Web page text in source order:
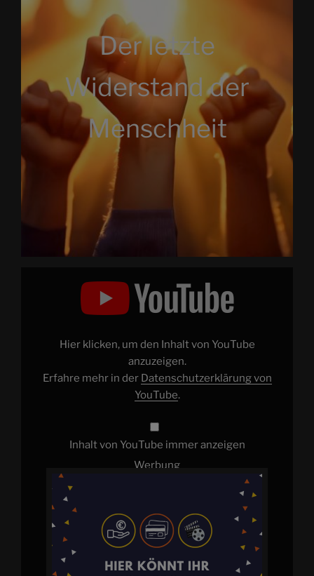
Der letzte
Widerstand der
Menschheit
MENSCHHEIT“Hier klicken, um den Inhalt von YouTube
anzuzeigen.
Erfahre mehr in der Datenschutzerklärung von
YouTube.
Inhalt von YouTube immer anzeigen
Werbung